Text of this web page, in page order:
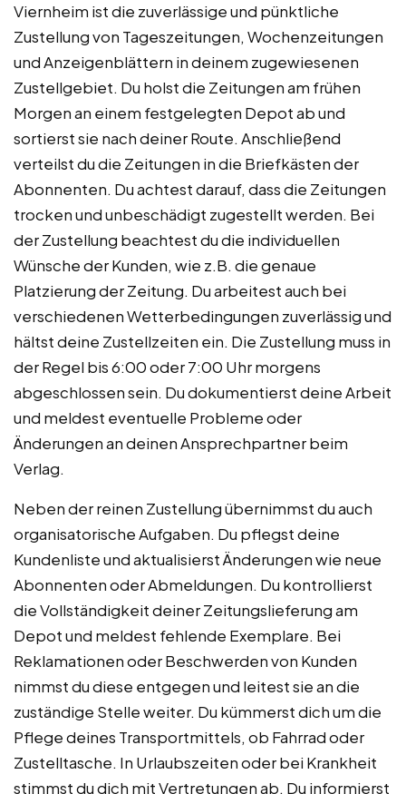
Viernheim ist die zuverlässige und pünktliche
Zustellung von Tageszeitungen, Wochenzeitungen
und Anzeigenblättern in deinem zugewiesenen
Zustellgebiet. Du holst die Zeitungen am frühen
Morgen an einem festgelegten Depot ab und
sortierst sie nach deiner Route. Anschließend
verteilst du die Zeitungen in die Briefkästen der
Abonnenten. Du achtest darauf, dass die Zeitungen
trocken und unbeschädigt zugestellt werden. Bei
der Zustellung beachtest du die individuellen
Wünsche der Kunden, wie z.B. die genaue
Platzierung der Zeitung. Du arbeitest auch bei
verschiedenen Wetterbedingungen zuverlässig und
hältst deine Zustellzeiten ein. Die Zustellung muss in
der Regel bis 6:00 oder 7:00 Uhr morgens
abgeschlossen sein. Du dokumentierst deine Arbeit
und meldest eventuelle Probleme oder
Änderungen an deinen Ansprechpartner beim
Verlag.
Neben der reinen Zustellung übernimmst du auch
organisatorische Aufgaben. Du pflegst deine
Kundenliste und aktualisierst Änderungen wie neue
Abonnenten oder Abmeldungen. Du kontrollierst
die Vollständigkeit deiner Zeitungslieferung am
Depot und meldest fehlende Exemplare. Bei
Reklamationen oder Beschwerden von Kunden
nimmst du diese entgegen und leitest sie an die
zuständige Stelle weiter. Du kümmerst dich um die
Pflege deines Transportmittels, ob Fahrrad oder
Zustelltasche. In Urlaubszeiten oder bei Krankheit
stimmst du dich mit Vertretungen ab. Du informierst